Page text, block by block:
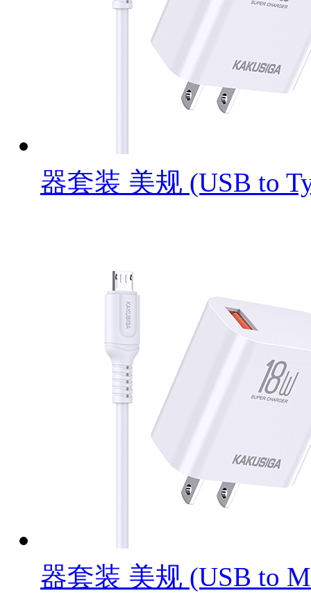
器套装 美规 (USB to
器套装 美规 (USB to